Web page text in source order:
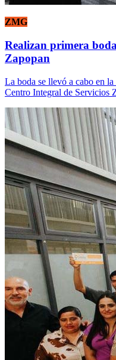
ZMG
Realizan primera
Zapopan
La boda se llevó a cabo en
Centro Integral de Servicios